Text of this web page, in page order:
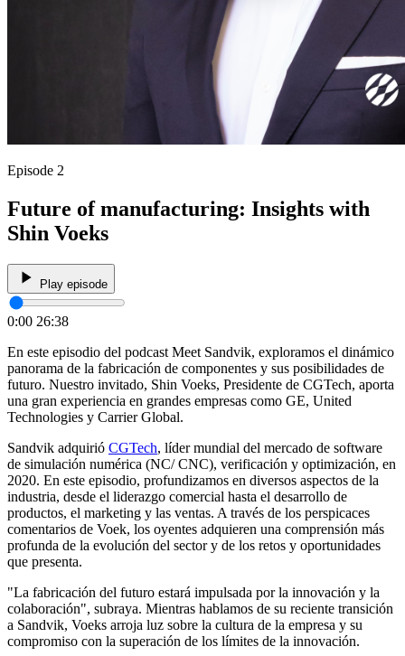
Episode 2
Future of manufacturing: Insights with
Shin Voeks
Play episode
0:00 26:38
En este episodio del podcast Meet Sandvik, exploramos el dinámico
panorama de la fabricación de componentes y sus posibilidades de
futuro. Nuestro invitado, Shin Voeks, Presidente de CGTech, aporta
una gran experiencia en grandes empresas como GE, United
Technologies y Carrier Global.
Sandvik adquirió CGTech, líder mundial del mercado de software
de simulación numérica (NC/ CNC), verificación y optimización, en
2020. En este episodio, profundizamos en diversos aspectos de la
industria, desde el liderazgo comercial hasta el desarrollo de
productos, el marketing y las ventas. A través de los perspicaces
comentarios de Voek, los oyentes adquieren una comprensión más
profunda de la evolución del sector y de los retos y oportunidades
que presenta.
"La fabricación del futuro estará impulsada por la innovación y la
colaboración", subraya. Mientras hablamos de su reciente transición
a Sandvik, Voeks arroja luz sobre la cultura de la empresa y su
compromiso con la superación de los límites de la innovación.